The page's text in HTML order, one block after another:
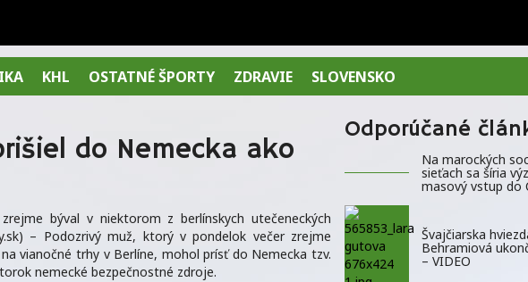
KHL OSTATNÉ ŠPORTY ZDRAVIE SLOVENSKO
do Nemecka ako
býval v niektorom z berlínskych utečeneckých
– Podozrivý muž, ktorý v pondelok večer zrejme
vianočné trhy v Berlíne, mohol prísť do Nemecka tzv.
nemecké bezpečnostné zdroje.
Odporúčané
Na marockých
sieťach sa šíria
masový vstup do
Švajčiarska
Behramiová
– VIDEO